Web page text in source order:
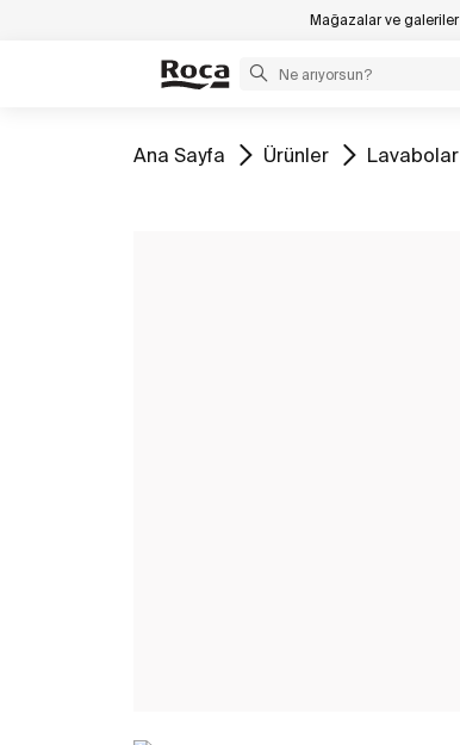
Mağazalar ve galeriler
Tüm
Ana Sayfa Tüm
Ürünler Tüm
Lavabolar